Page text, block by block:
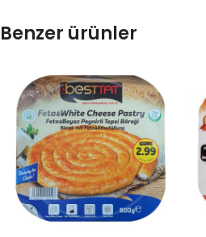
Benzer ürünler